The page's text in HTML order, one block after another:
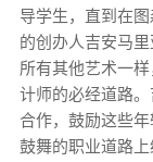
导学生，直到在
的创办人吉安马
所有其他艺术一
计师的必经道路
合作，鼓励这些
鼓舞的职业道路上